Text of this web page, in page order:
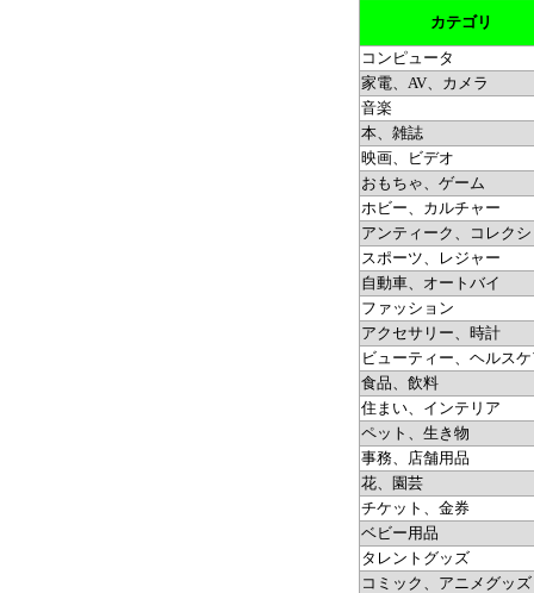
カテゴリ
コンピュータ
家電、AV、カメラ
音楽
本、雑誌
映画、ビデオ
おもちゃ、ゲーム
ホビー、カルチャー
アンティーク、コレク
スポーツ、レジャー
自動車、オートバイ
ファッション
アクセサリー、時計
ビューティー、ヘルス
食品、飲料
住まい、インテリア
ペット、生き物
事務、店舗用品
花、園芸
チケット、金券
ベビー用品
タレントグッズ
コミック、アニメグッズ